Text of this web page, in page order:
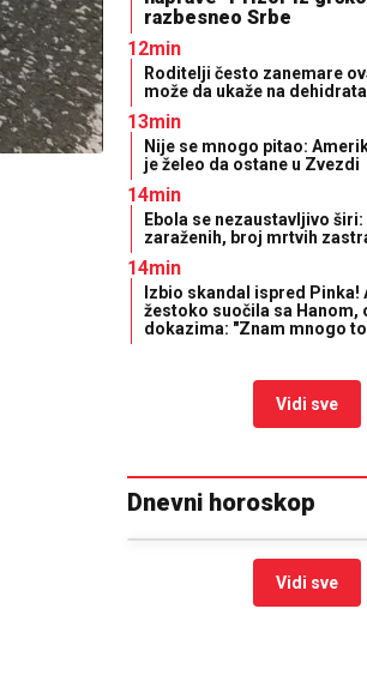
razbesneo Srbe
12min
Roditelji često zanemare
može da ukaže na
13min
Nije se mnogo pitao:
je želeo da ostane u Zvezdi
14min
Ebola se nezaustavljivo širi:
zaraženih, broj mrtvih
14min
Izbio skandal ispred Pinka!
žestoko suočila sa Hanom,
dokazima: "Znam mnogo
Vidi sve
Dnevni horoskop
Vidi sve